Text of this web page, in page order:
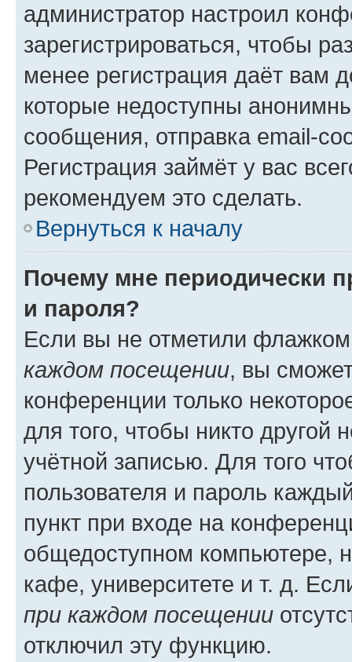
администратор настроил
зарегистрироваться, чтобы
менее регистрация даёт вам
которые недоступны
сообщения, отправка email-
Регистрация займёт у вас
рекомендуем это сделать.
Вернуться к началу
Почему мне периодически
и пароля?
Если вы не отметили
каждом посещении, вы
конференции только
для того, чтобы никто другой
учётной записью. Для того
пользователя и пароль
пункт при входе на
общедоступном компьютере,
кафе, университете и т. д.
при каждом посещении
отключил эту функцию.